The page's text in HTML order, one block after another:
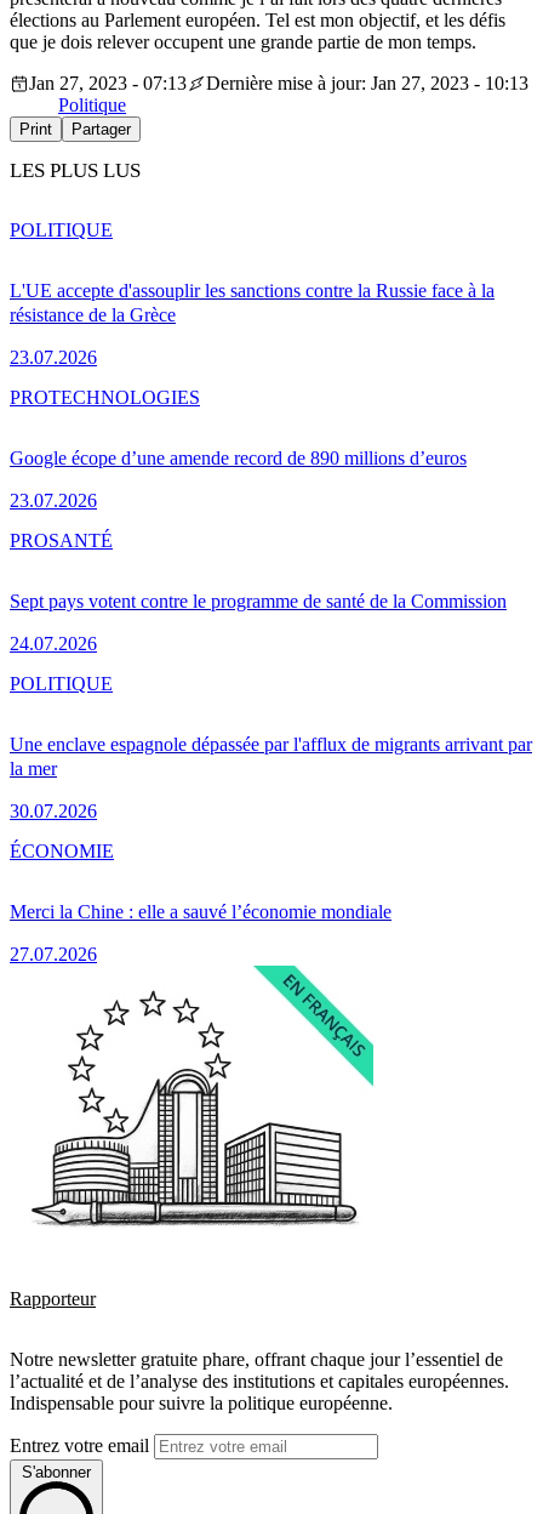
élections au Parlement européen. Tel est mon objectif, et les défis
que je dois relever occupent une grande partie de mon temps.
Jan 27, 2023 - 07:13
Dernière mise à jour: Jan 27, 2023 - 10:13
Politique
Print Partager
LES PLUS LUS
L'UE accepte d'assouplir les sanctions contre la Russie face à la
résistance de la Grèce
23.07.2026
POLITIQUE
Google écope d’une amende record de 890 millions d’euros
23.07.2026
PROTECHNOLOGIES
Sept pays votent contre le programme de santé de la Commission
24.07.2026
PROSANTÉ
Une enclave espagnole dépassée par l'afflux de migrants arrivant par
la mer
30.07.2026
POLITIQUE
Merci la Chine : elle a sauvé l’économie mondiale
27.07.2026
ÉCONOMIE
Rapporteur
Notre newsletter gratuite phare, offrant chaque jour l’essentiel de
l’actualité et de l’analyse des institutions et capitales européennes.
Indispensable pour suivre la politique européenne.
Entrez votre email
S'abonner